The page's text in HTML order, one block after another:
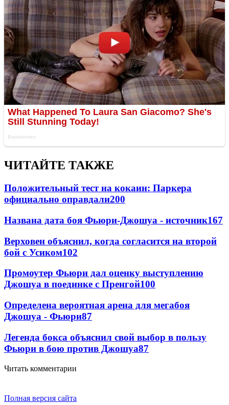
ЧИТАЙТЕ ТАКЖЕ
Положительный тест на кокаин: Паркера
официально оправдали200
Названа дата боя Фьюри-Джошуа - источник167
Верховен объяснил, когда согласится на второй
бой с Усиком102
Промоутер Фьюри дал оценку выступлению
Джошуа в поединке с Пренгой100
Определена вероятная арена для мегабоя
Джошуа - Фьюри87
Легенда бокса объяснил свой выбор в пользу
Фьюри в бою против Джошуа87
Читать комментарии
Полная версия сайта